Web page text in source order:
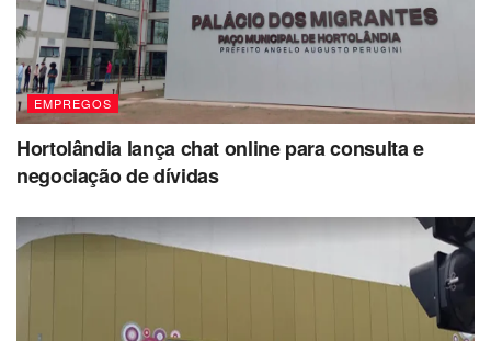
EMPREGOS
Hortolândia lança chat online para consulta e
negociação de dívidas